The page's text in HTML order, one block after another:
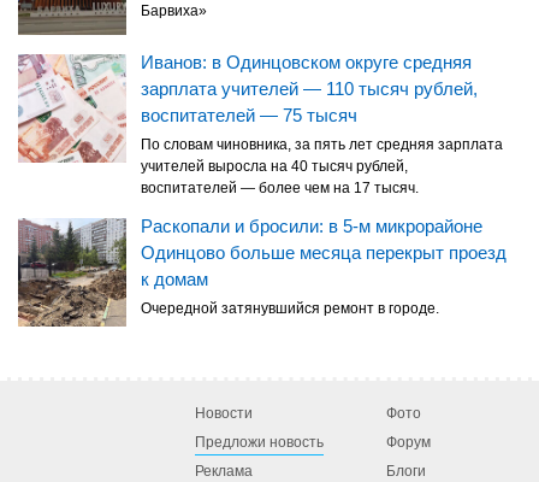
Барвиха»
Иванов: в Одинцовском округе средняя
зарплата учителей — 110 тысяч рублей,
воспитателей — 75 тысяч
По словам чиновника, за пять лет средняя зарплата
учителей выросла на 40 тысяч рублей,
воспитателей — более чем на 17 тысяч.
Раскопали и бросили: в 5-м микрорайоне
Одинцово больше месяца перекрыт проезд
к домам
Очередной затянувшийся ремонт в городе.
Новости
Предложи новость
Реклама
Фото
Форум
Блоги